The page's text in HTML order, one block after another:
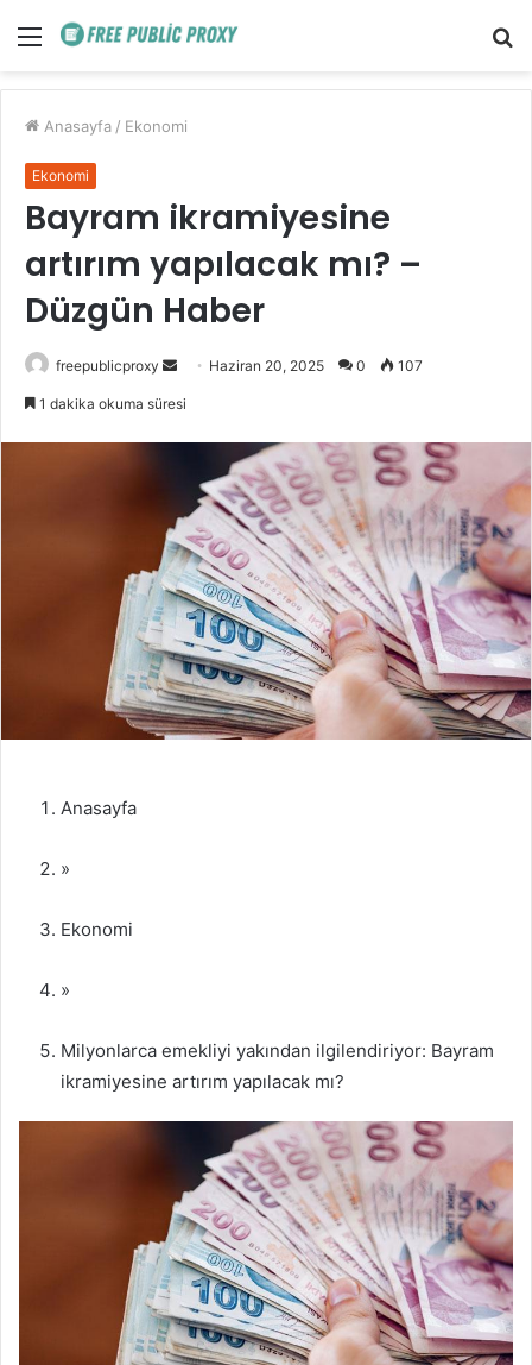
Menü
Anasayfa / Ekonomi
Ekonomi
Bayram ikramiyesine
artırım yapılacak mı? –
Düzgün Haber
freepublicproxy
Bir
Haziran 20, 2025 0 107
1 dakika okuma süresi
Anasayfa
»
Ekonomi
»
Milyonlarca emekliyi yakından ilgilendiriyor: Bayram
ikramiyesine artırım yapılacak mı?